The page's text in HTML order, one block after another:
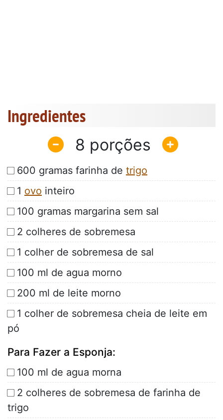
Ingredientes
8
600 gramas farinha de trigo
1 ovo inteiro
100 gramas margarina sem sal
2 colheres de sobremesa
1 colher de sobremesa de sal
100 ml de agua morno
200 ml de leite morno
1 colher de sobremesa cheia de leite em
pó
Para Fazer a Esponja:
100 ml de agua morna
2 colheres de sobremesa de farinha de
trigo